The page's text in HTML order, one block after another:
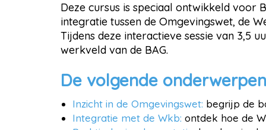
Deze cursus is speciaal ontwikkeld voor
integratie tussen de Omgevingswet, de
Tijdens deze interactieve sessie van 3,5
werkveld van de BAG.
De volgende
Inzicht in de Omgevingswet: begrijp de
Integratie met de Wkb: ontdek hoe de